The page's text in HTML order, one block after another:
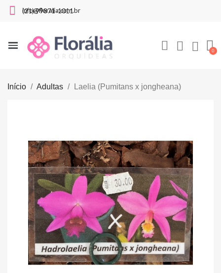
(21) 99871-1011
info@floralia.com.br
Início Adultas Laelia (Pumitans x jongheana)